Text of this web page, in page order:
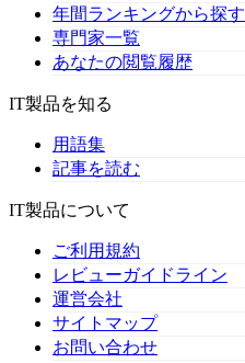
年間ランキングから探す
専門家一覧
あなたの閲覧履歴
IT製品を知る
用語集
記事を読む
IT製品について
ご利用規約
レビューガイドライン
運営会社
サイトマップ
お問い合わせ